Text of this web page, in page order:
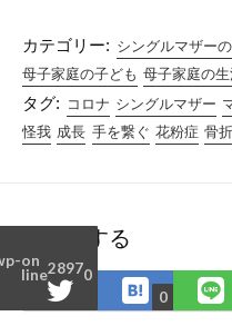
カテゴリー: シングルマザー
母子家庭の子ども 母子家庭の
タグ: コロナ シングルマザー
怪我 成長 手を繋ぐ 花粉症 骨折
シェアする
Twitter
で
on
line28970
は
て
0